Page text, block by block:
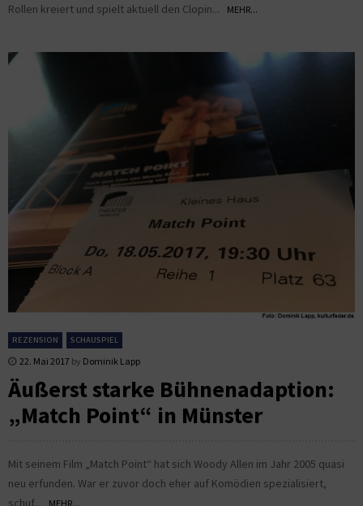
Rollen kreiert und spielt aktuell den Clopin...
MEHR...
REZENSION SCHAUSPIEL
22. Mai 2017 by Dominik Lapp
Äußerst starke Bühnenadaption:
„Match Point“ in Münster
Mit seinem Film „Match Point“ hat sich Woody Allen im Jahr 2005 quasi
neu erfunden. War er zuvor doch eher auf Komödien spezialisiert,
schuf...
MEHR...